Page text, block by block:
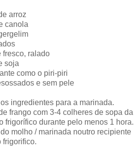
arroz
canola
fresco, ralado
soja
como o piri-piri
e sem pele
ingredientes para a marinada.
frango com 3-4 colheres de sopa da
frigorífico durante pelo menos 1 hora.
molho / marinada noutro recipiente
frigorifico.